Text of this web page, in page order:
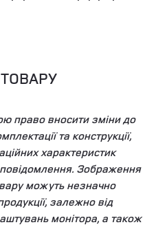
право вносити зміни до
та конструкції,
характеристик
Зображення
можуть незначно
залежно від
монітора, а також